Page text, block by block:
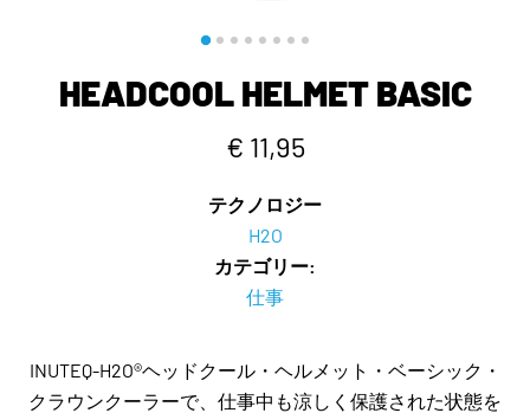
HEADCOOL HELMET BASIC
€ 11,95
テクノロジー
H2O
カテゴリー:
仕事
INUTEQ-H2O®ヘッドクール・ヘルメット・ベーシック・
クラウンクーラーで、仕事中も涼しく保護された状態を